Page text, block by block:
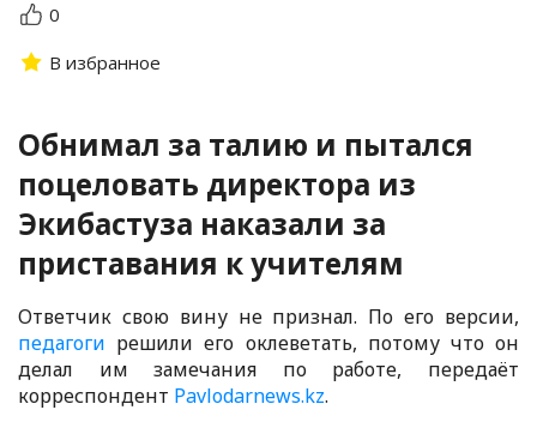
0
В избранное
Обнимал за талию и пытался
поцеловать директора из
Экибастуза наказали за
приставания к учителям
Ответчик свою вину не признал. По его версии,
педагоги решили его оклеветать, потому что он
делал им замечания по работе, передаёт
корреспондент Pavlodarnews.kz.